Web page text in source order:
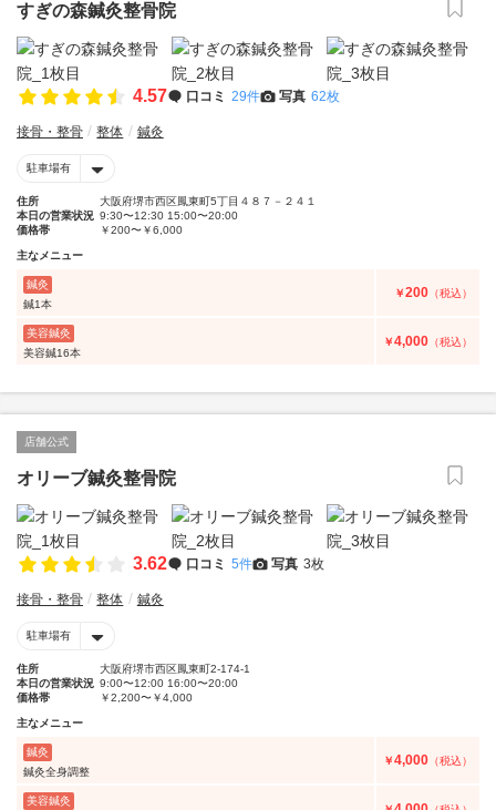
すぎの森鍼灸整骨院
4.57 口コミ 29件 写真 62枚
接骨・整骨 整体 鍼灸
駐車場有
住所
大阪府堺市西区鳳東町5丁目４８７－２４１
本日の営業状況 9:30〜12:30 15:00〜20:00
価格帯
￥200〜￥6,000
主なメニュー
鍼灸
鍼1本
￥200 （税込）
美容鍼灸
美容鍼16本
￥4,000 （税込）
店舗公式
オリーブ鍼灸整骨院
3.62 口コミ 5件 写真 3枚
接骨・整骨 整体 鍼灸
駐車場有
住所
大阪府堺市西区鳳東町2-174-1
本日の営業状況 9:00〜12:00 16:00〜20:00
価格帯
￥2,200〜￥4,000
主なメニュー
鍼灸
鍼灸全身調整
￥4,000 （税込）
美容鍼灸